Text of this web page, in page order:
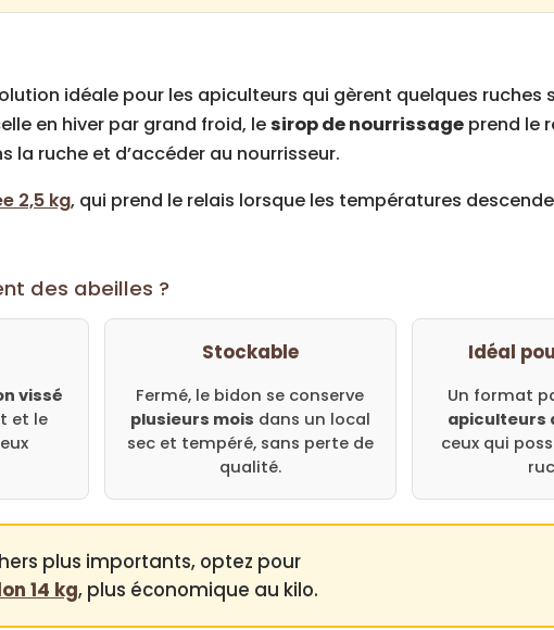
idéale pour les apiculteurs qui gèrent quelques ruches
en hiver par grand froid, lesirop de nourrissage prend le
ruche et d’accéder au nourrisseur.
2,5 kg, qui prend le relais lorsque les températures
des abeilles ?
vissé
et le
Stockable
Fermé, le bidon se conserve
plusieurs mois dans un local
sec et tempéré, sans perte de
qualité.
Idéal
Un format
apiculteurs
ceux qui
plus importants, optez pour
14 kg, plus économique au kilo.